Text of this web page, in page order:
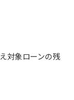
対象ローンの残